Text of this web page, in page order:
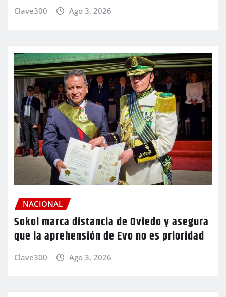
Clave300 Ago 3, 2026
NACIONAL
Sokol marca distancia de Oviedo y asegura
que la aprehensión de Evo no es prioridad
Clave300 Ago 3, 2026